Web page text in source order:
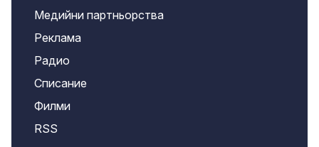
Медийни партньорства
Реклама
Радио
Списание
Филми
RSS